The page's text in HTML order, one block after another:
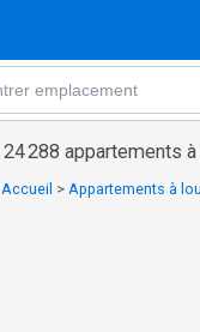
24 288 appartements
Accueil > Appartements à